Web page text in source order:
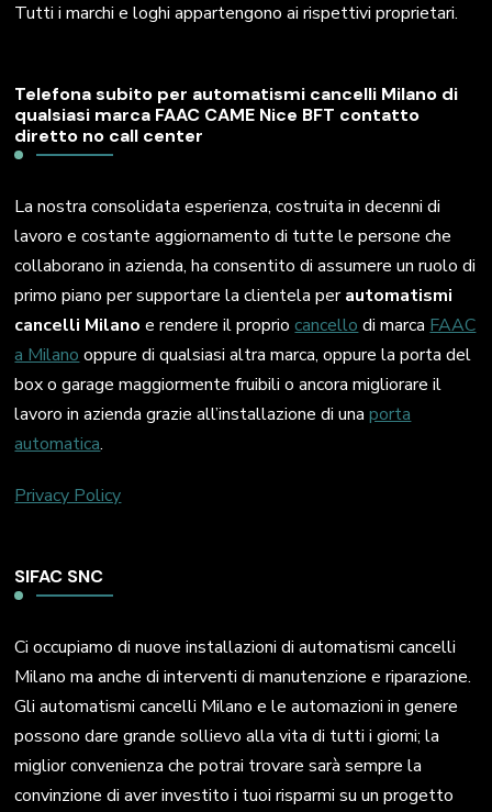
Tutti i marchi e loghi appartengono ai rispettivi proprietari.
Telefona subito per automatismi cancelli Milano di
qualsiasi marca FAAC CAME Nice BFT contatto
diretto no call center
La nostra consolidata esperienza, costruita in decenni di
lavoro e costante aggiornamento di tutte le persone che
collaborano in azienda, ha consentito di assumere un ruolo di
primo piano per supportare la clientela perautomatismi
cancelli Milano e rendere il propriocancello di marca FAAC
a Milano oppure di qualsiasi altra marca, oppure la porta del
box o garage maggiormente fruibili o ancora migliorare il
lavoro in azienda grazie all’installazione di unaporta
automatica.
Privacy Policy
SIFAC SNC
Ci occupiamo di nuove installazioni di automatismi cancelli
Milano ma anche di interventi di manutenzione e riparazione.
Gli automatismi cancelli Milano e le automazioni in genere
possono dare grande sollievo alla vita di tutti i giorni; la
miglior convenienza che potrai trovare sarà sempre la
convinzione di aver investito i tuoi risparmi su un progetto